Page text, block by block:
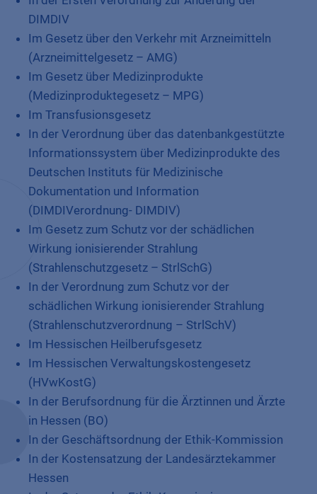
DIMDIV
Im Gesetz über den Verkehr mit Arzneimitteln
(Arzneimittelgesetz – AMG)
Im Gesetz über Medizinprodukte
(Medizinproduktegesetz – MPG)
Im Transfusionsgesetz
In der Verordnung über das datenbankgestützte
Informationssystem über Medizinprodukte des
Deutschen Instituts für Medizinische
Dokumentation und Information
(DIMDIVerordnung- DIMDIV)
Im Gesetz zum Schutz vor der schädlichen
Wirkung ionisierender Strahlung
(Strahlenschutzgesetz – StrlSchG)
In der Verordnung zum Schutz vor der
schädlichen Wirkung ionisierender Strahlung
(Strahlenschutzverordnung – StrlSchV)
Im Hessischen Heilberufsgesetz
Im Hessischen Verwaltungskostengesetz
(HVwKostG)
In der Berufsordnung für die Ärztinnen und Ärzte
in Hessen (BO)
In der Geschäftsordnung der Ethik-Kommission
In der Kostensatzung der Landesärztekammer
Hessen